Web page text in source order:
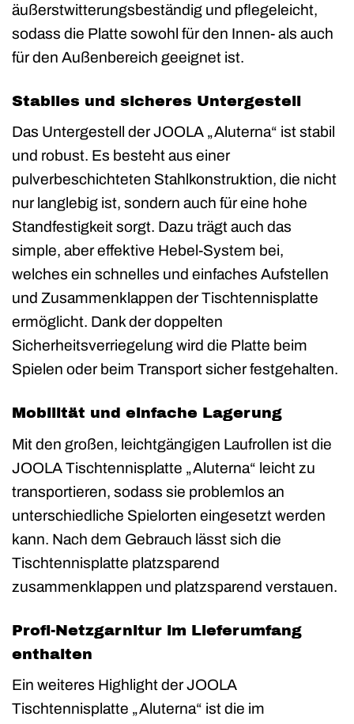
äußerstwitterungsbeständig und pflegeleicht,
sodass die Platte sowohl für den Innen- als auch
für den Außenbereich geeignet ist.
Stabiles und sicheres Untergestell
Das Untergestell der JOOLA „Aluterna“ ist stabil
und robust. Es besteht aus einer
pulverbeschichteten Stahlkonstruktion, die nicht
nur langlebig ist, sondern auch für eine hohe
Standfestigkeit sorgt. Dazu trägt auch das
simple, aber effektive Hebel-System bei,
welches ein schnelles und einfaches Aufstellen
und Zusammenklappen der Tischtennisplatte
ermöglicht. Dank der doppelten
Sicherheitsverriegelung wird die Platte beim
Spielen oder beim Transport sicher festgehalten.
Mobilität und einfache Lagerung
Mit den großen, leichtgängigen Laufrollen ist die
JOOLA Tischtennisplatte „Aluterna“ leicht zu
transportieren, sodass sie problemlos an
unterschiedliche Spielorten eingesetzt werden
kann. Nach dem Gebrauch lässt sich die
Tischtennisplatte platzsparend
zusammenklappen und platzsparend verstauen.
Profi-Netzgarnitur im Lieferumfang
enthalten
Ein weiteres Highlight der JOOLA
Tischtennisplatte „Aluterna“ ist die im